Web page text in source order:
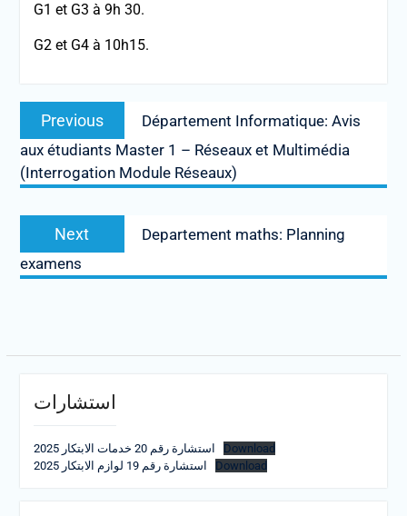
G1 et G3 à 9h 30.
G2 et G4 à 10h15.
Post
navigation
Previous
Previous
post:
Département Informatique: Avis
aux étudiants Master 1 – Réseaux et Multimédia
(Interrogation Module Réseaux)
Next
post:
Departement maths: Planning
examens
استشارات
استشارة رقم 20 خدمات الابتكار 2025
Download
استشارة رقم 19 لوازم الابتكار 2025
Download